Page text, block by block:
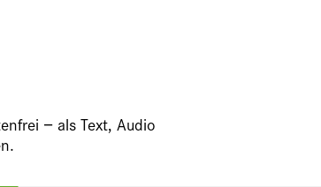
− als Text, Audio